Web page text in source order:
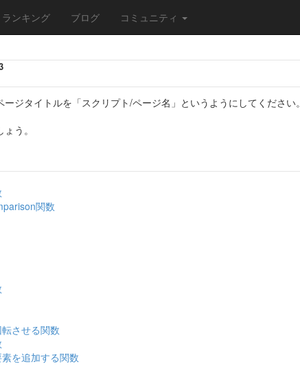
ランキング ブログ コミュニティ
ジタイトルを「スクリプト/ページ名」というようにしてください。
う。
関数
させる関数
を追加する関数